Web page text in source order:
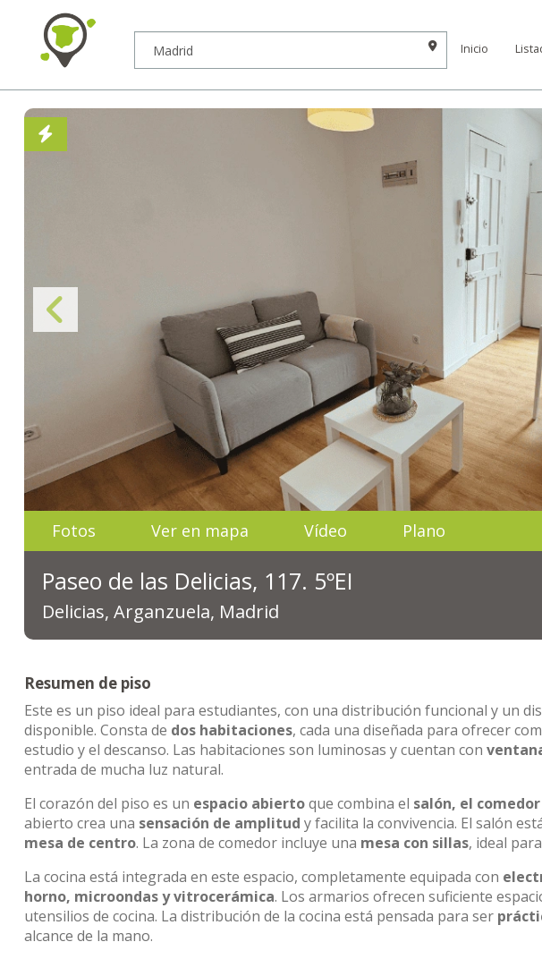
Inicio
Fotos Ver en mapa Vídeo Plano
Paseo de las Delicias, 117. 5ºEI
Delicias, Arganzuela, Madrid
Resumen de piso
Este es un piso ideal para estudiantes, con una distribución funcional y un
disponible. Consta de dos habitaciones, cada una diseñada para ofrecer
estudio y el descanso. Las habitaciones son luminosas y cuentan con
entrada de mucha luz natural.
El corazón del piso es un espacio abiertoque combina el salón, el
abierto crea una sensación de amplitud y facilita la convivencia. El salón
mesa de centro. La zona de comedor incluye una mesa con sillas, ideal
La cocina está integrada en este espacio, completamente equipada con
horno, microondas y vitrocerámica. Los armarios ofrecen suficiente
utensilios de cocina. La distribución de la cocina está pensada para ser
alcance de la mano.